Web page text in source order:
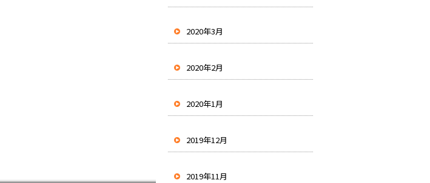
2020年3月
2020年2月
2020年1月
2019年12月
2019年11月